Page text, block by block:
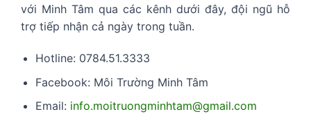
với Minh Tâm qua các kênh dưới đây, đội ngũ hỗ
trợ tiếp nhận cả ngày trong tuần.
Hotline: 0784.51.3333
Facebook: Môi Trường Minh Tâm
Email: info.moitruongminhtam@gmail.com